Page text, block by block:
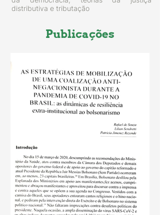
distributiva e tributação
Publicações